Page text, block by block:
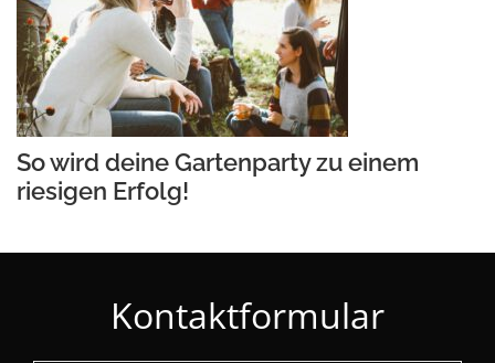
So wird deine Gartenparty zu einem
riesigen Erfolg!
Kontaktformular